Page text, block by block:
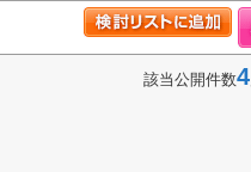
該当公開件数4